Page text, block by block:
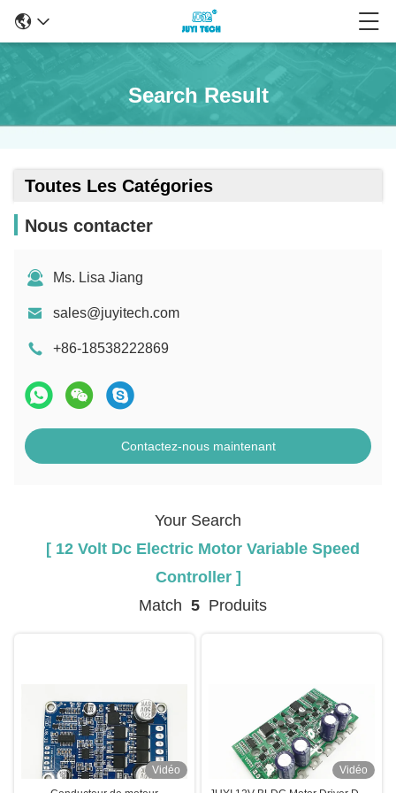
Search Result
Toutes Les Catégories
Nous contacter
Ms. Lisa Jiang
sales@juyitech.com
+86-18538222869
Contactez-nous maintenant
Your Search
[ 12 Volt Dc Electric Motor Variable Speed
Controller ]
Match 5Produits
Vidéo
Vidéo